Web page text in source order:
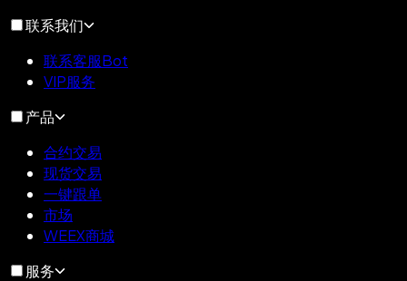
联系我们
联系客服Bot
VIP服务
产品
合约交易
现货交易
一键跟单
市场
WEEX商城
服务